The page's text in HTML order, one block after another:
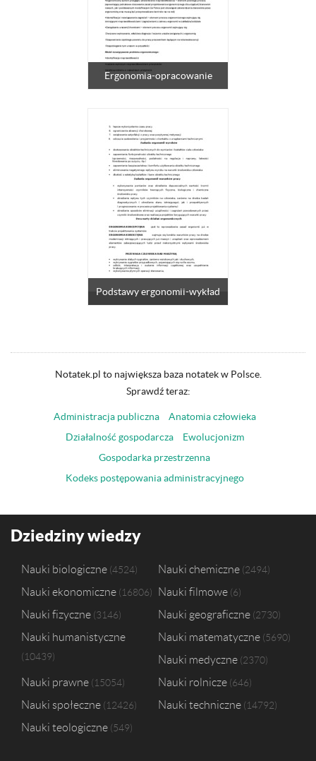
Ergonomia-opracowanie
Podstawy ergonomii-wykład
Notatek.pl to największa baza notatek w Polsce.
Sprawdź teraz:
Administracja publiczna
Anatomia człowieka
Działalność gospodarcza
Ewolucjonizm
Gospodarka przestrzenna
Kodeks postępowania administracyjnego
Dziedziny wiedzy
Nauki biologiczne 4524 Nauki chemiczne 2494
Nauki ekonomiczne 16806 Nauki filmowe 6
Nauki fizyczne 3146 Nauki geograficzne 2730
Nauki humanistyczne
10439
Nauki matematyczne 5690
Nauki medyczne 2370
Nauki prawne 15054 Nauki rolnicze 646
Nauki społeczne 12426 Nauki techniczne 14792
Nauki teologiczne 549